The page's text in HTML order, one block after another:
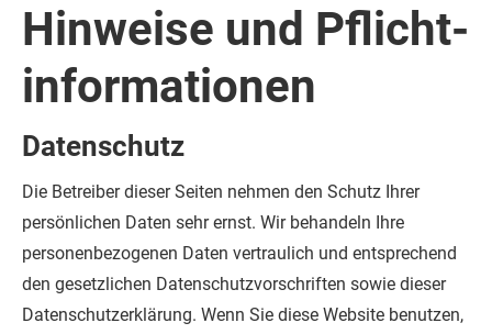
Hinweise und Pflicht­
informationen
Datenschutz
Die Betreiber dieser Seiten nehmen den Schutz Ihrer
persönlichen Daten sehr ernst. Wir behandeln Ihre
personenbezogenen Daten vertraulich und entsprechend
den gesetzlichen Datenschutzvorschriften sowie dieser
Datenschutzerklärung. Wenn Sie diese Website benutzen,